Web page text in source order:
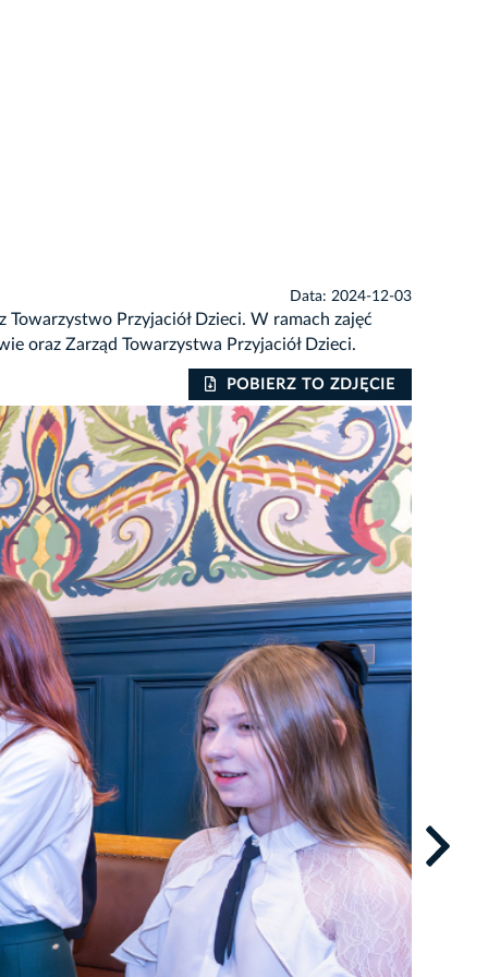
Data: 2024-12-03
Przyjaciół Dzieci. W ramach zajęć
oraz Zarząd Towarzystwa Przyjaciół Dzieci.
POBIERZ TO ZDJĘCIE